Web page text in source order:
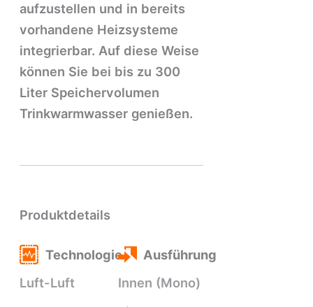
aufzustellen und in bereits
vorhandene Heizsysteme
integrierbar. Auf diese Weise
können Sie bei bis zu 300
Liter Speichervolumen
Trinkwarmwasser genießen.
Produktdetails
Technologie
Luft-Luft
Ausführung
Innen (Mono)